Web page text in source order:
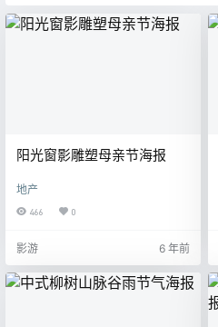
阳光窗影雕塑母亲节海报
地产
466 0
影游 6 年前